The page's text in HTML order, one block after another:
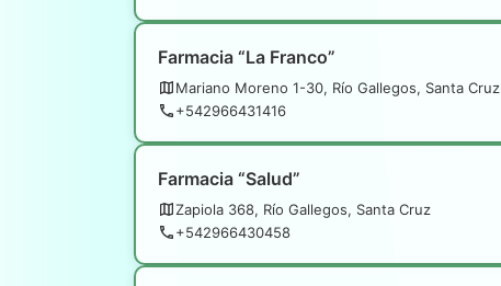
Farmacia “La Franco”
Mariano Moreno 1-30, Río Gallegos, Santa Cruz
+542966431416
Farmacia “Salud”
Zapiola 368, Río Gallegos, Santa Cruz
+542966430458